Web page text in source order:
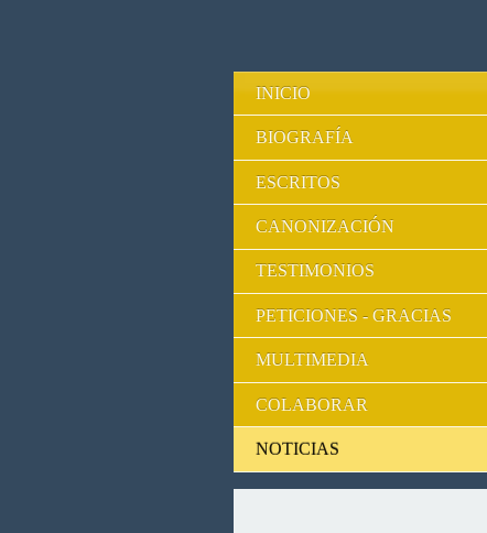
INICIO
BIOGRAFÍA
ESCRITOS
CANONIZACIÓN
TESTIMONIOS
PETICIONES - GRACIAS
MULTIMEDIA
COLABORAR
NOTICIAS